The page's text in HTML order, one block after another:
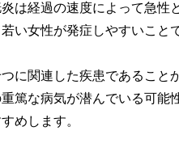
は経過の速度によって急性
い女性が発症しやすいこと
に関連した疾患であること
篤な病気が潜んでいる可能
めします。